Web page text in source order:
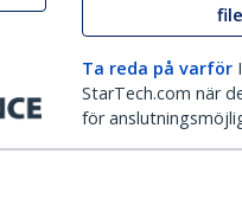
Ta reda på varför
StarTech.com när
för